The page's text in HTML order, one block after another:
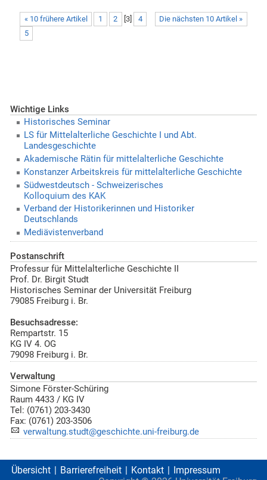
« 10 frühere Artikel Die nächsten 10 Artikel »
1 2 [3
4
5
Wichtige Links
Historisches Seminar
LS für Mittelalterliche Geschichte I und Abt.
Landesgeschichte
Akademische Rätin für mittelalterliche Geschichte
Konstanzer Arbeitskreis für mittelalterliche Geschichte
Südwestdeutsch - Schweizerisches
Kolloquium des KAK
Verband der Historikerinnen und Historiker
Deutschlands
Mediävistenverband
Postanschrift
Professur für Mittelalterliche Geschichte II
Prof. Dr. Birgit Studt
Historisches Seminar der Universität Freiburg
79085 Freiburg i. Br.
Besuchsadresse:
Rempartstr. 15
KG IV 4. OG
79098 Freiburg i. Br.
Verwaltung
Simone Förster-Schüring
Raum 4433 / KG IV
Tel: (0761) 203-3430
Fax: (0761) 203-3506
verwaltung.studt@geschichte.uni-freiburg.de
Übersicht Barrierefreiheit Kontakt
Impressum